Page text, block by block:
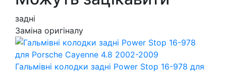
задні
Заміна оригіналу
Гальмівні колодки задні Power Stop 16-978 для